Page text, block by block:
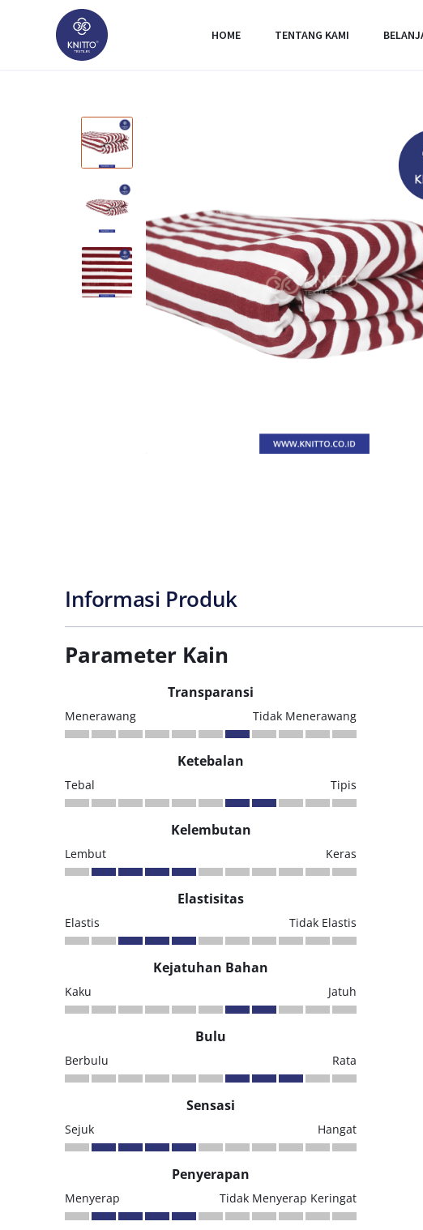
HOME TENTANG KAMI
Informasi Produk
Parameter Kain
Transparansi
Menerawang Tidak Menerawang
Ketebalan
Tebal Tipis
Kelembutan
Lembut Keras
Elastisitas
Elastis Tidak Elastis
Kejatuhan Bahan
Kaku Jatuh
Bulu
Berbulu Rata
Sensasi
Sejuk Hangat
Penyerapan
Menyerap Tidak Menyerap Keringat